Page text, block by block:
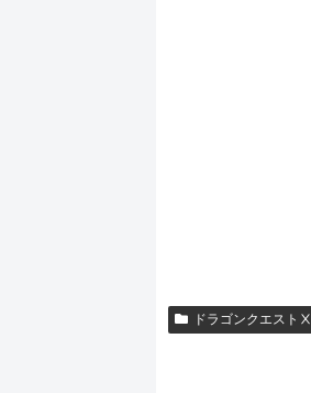
ドラゴンクエストⅩ